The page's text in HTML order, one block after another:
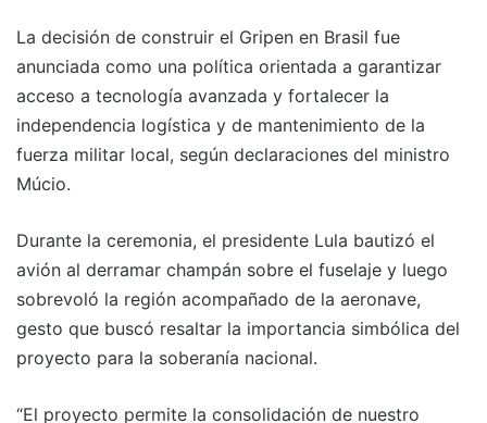
La decisión de construir el Gripen en Brasil fue
anunciada como una política orientada a garantizar
acceso a tecnología avanzada y fortalecer la
independencia logística y de mantenimiento de la
fuerza militar local, según declaraciones del ministro
Múcio.
Durante la ceremonia, el presidente Lula bautizó el
avión al derramar champán sobre el fuselaje y luego
sobrevoló la región acompañado de la aeronave,
gesto que buscó resaltar la importancia simbólica del
proyecto para la soberanía nacional.
“El proyecto permite la consolidación de nuestro